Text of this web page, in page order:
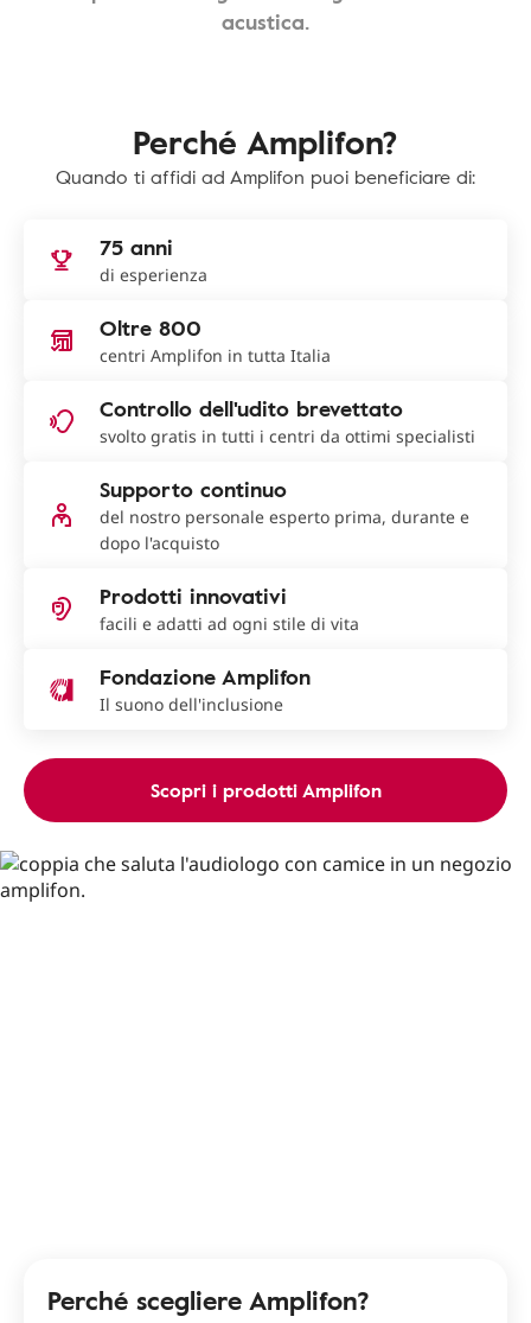
acustica.
Perché Amplifon?
Quando ti affidi ad Amplifon puoi beneficiare di:
75 anni
di esperienza
Oltre 800
centri Amplifon in tutta Italia
Controllo dell'udito brevettato
svolto gratis in tutti i centri da ottimi specialisti
Supporto continuo
del nostro personale esperto prima, durante e
dopo l'acquisto
Prodotti innovativi
facili e adatti ad ogni stile di vita
Fondazione Amplifon
Il suono dell'inclusione
Scopri i prodotti Amplifon
Perché scegliere Amplifon?